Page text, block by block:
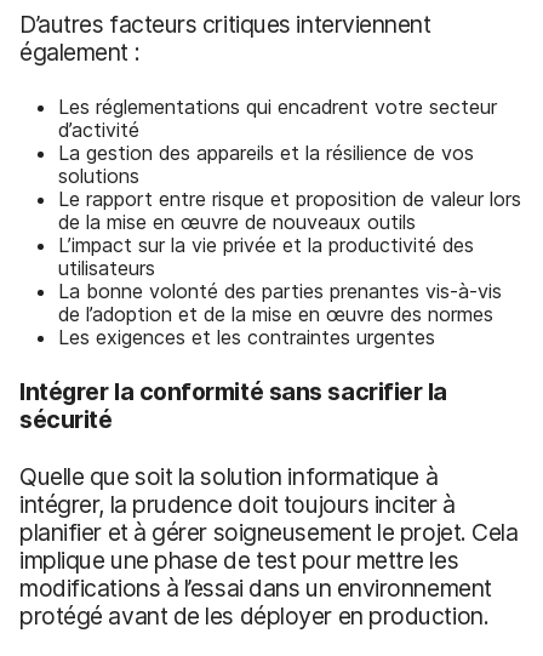
D’autres facteurs critiques interviennent
également :
Les réglementations qui encadrent votre secteur
d’activité
La gestion des appareils et la résilience de vos
solutions
Le rapport entre risque et proposition de valeur lors
de la mise en œuvre de nouveaux outils
L’impact sur la vie privée et la productivité des
utilisateurs
La bonne volonté des parties prenantes vis-à-vis
de l’adoption et de la mise en œuvre des normes
Les exigences et les contraintes urgentes
Intégrer la conformité sans sacrifier la
sécurité
Quelle que soit la solution informatique à
intégrer, la prudence doit toujours inciter à
planifier et à gérer soigneusement le projet. Cela
implique une phase de test pour mettre les
modifications à l’essai dans un environnement
protégé avant de les déployer en production.